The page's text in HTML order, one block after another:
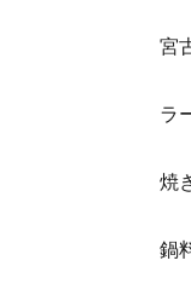
宮
ラ
焼
鍋